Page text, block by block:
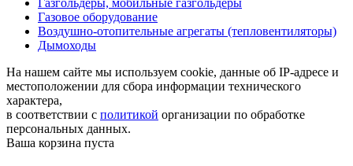
Газовое оборудование
Воздушно-отопительные агрегаты (тепловентиляторы)
Дымоходы
На нашем сайте мы используем cookie, данные об IP-адресе и
местоположении для сбора информации технического
характера,
в соответствии с политикой организации по обработке
персональных данных.
Ваша корзина пуста